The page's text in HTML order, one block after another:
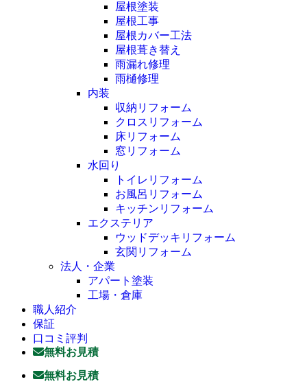
屋根塗装
屋根工事
屋根カバー工法
屋根葺き替え
雨漏れ修理
雨樋修理
内装
収納リフォーム
クロスリフォーム
床リフォーム
窓リフォーム
水回り
トイレリフォーム
お風呂リフォーム
キッチンリフォーム
エクステリア
ウッドデッキリフォーム
玄関リフォーム
法人・企業
アパート塗装
工場・倉庫
職人紹介
保証
口コミ評判
無料お見積
無料お見積